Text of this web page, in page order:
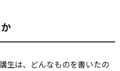
生は、どんなものを書いたの